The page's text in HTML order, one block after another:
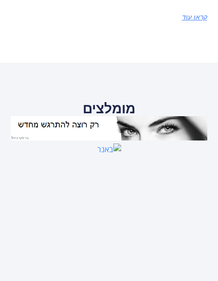
קראו עוד
מומלצים